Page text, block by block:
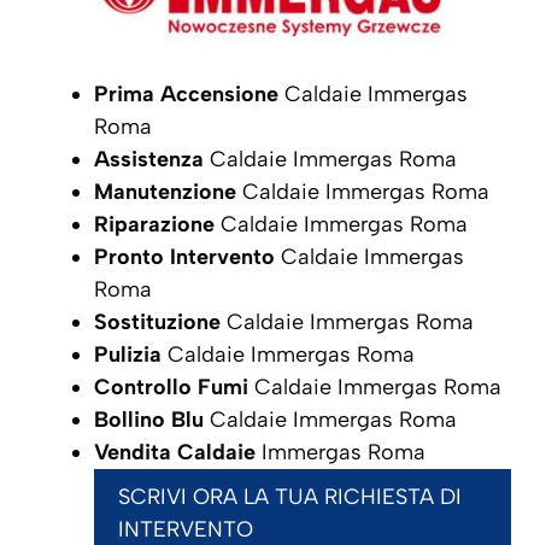
Prima Accensione Caldaie Immergas
Roma
Assistenza Caldaie Immergas Roma
Manutenzione Caldaie Immergas Roma
Riparazione Caldaie Immergas Roma
Pronto Intervento Caldaie Immergas
Roma
Sostituzione Caldaie Immergas Roma
Pulizia Caldaie Immergas Roma
Controllo Fumi Caldaie Immergas Roma
Bollino Blu Caldaie Immergas Roma
Vendita Caldaie Immergas Roma
SCRIVI ORA LA TUA RICHIESTA DI
INTERVENTO